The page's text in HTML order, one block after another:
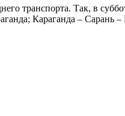
транспорта. Так, в
Караганда – Сарань